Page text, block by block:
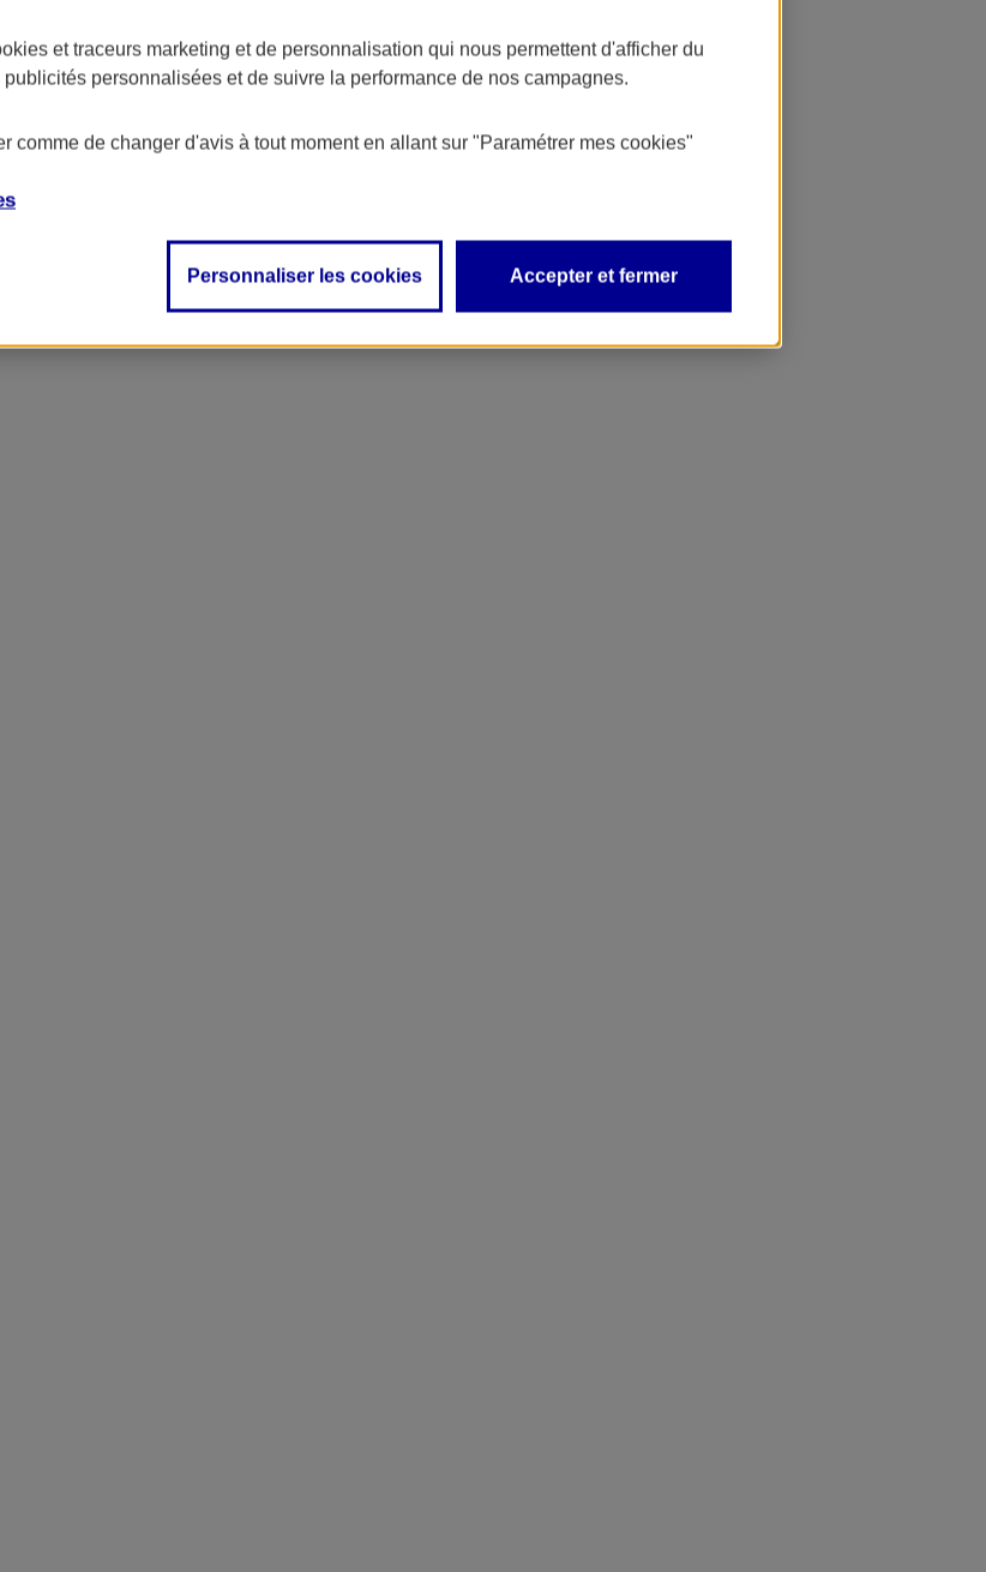
et traceurs marketing et de personnalisation qui nous permettent d'afficher du
personnalisées et de suivre la performance de nos campagnes.
comme de changer d'avis à tout moment en allant sur "Paramétrer mes cookies"
Personnaliser les cookies Accepter et fermer